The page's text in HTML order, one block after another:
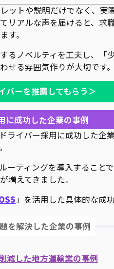
ットや説明だけでなく、実
リアルな声を届けると、求
す。
るノベルティを工夫し、「
せる雰囲気作りが大切です
バーを推薦してもらう＞
に成功した企業の事例
ライバー採用に成功した企
ーティングを導入すること
増えてきました。
」を活用した具体的な成
を解決した企業の事例
減した地方運輸業の事例